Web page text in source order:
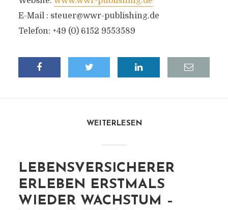
E-Mail : steuer@wwr-publishing.de
Telefon: +49 (0) 6152 9553589
WEITERLESEN
LEBENSVERSICHERER
ERLEBEN ERSTMALS
WIEDER WACHSTUM –